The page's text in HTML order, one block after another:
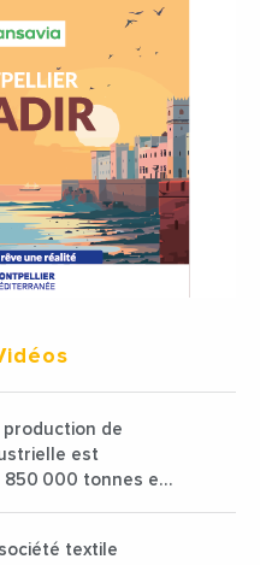
production de
est
000 tonnes en
textile